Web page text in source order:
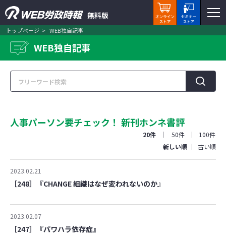
無料版
トップページ WEB独自記事
WEB独自記事
人事パーソン要チェック！ 新刊ホンネ書評
20件 50件
100件
新しい順
古い順
2023.02.21
［248］『CHANGE 組織はなぜ変われないのか』
2023.02.07
［247］『パワハラ依存症』